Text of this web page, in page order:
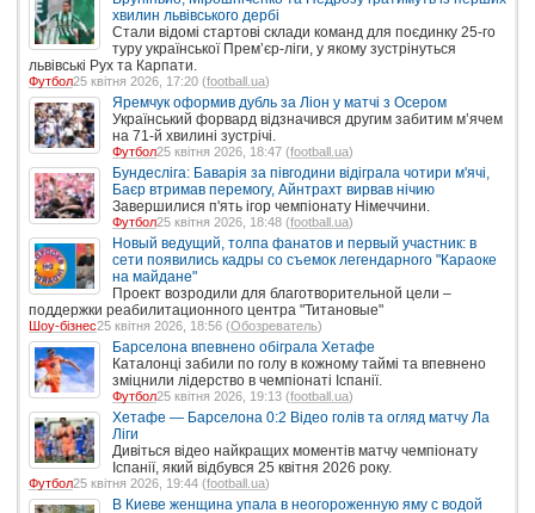
хвилин львівського дербі
Стали відомі стартові склади команд для поєдинку 25-го
туру української Прем’єр-ліги, у якому зустрінуться
львівські Рух та Карпати.
Футбол25 квітня 2026, 17:20 (football.ua)
Яремчук оформив дубль за Ліон у матчі з Осером
Український форвард відзначився другим забитим м’ячем
на 71-й хвилині зустрічі.
Футбол25 квітня 2026, 18:47 (football.ua)
Бундесліга: Баварія за півгодини відіграла чотири м'ячі,
Баєр втримав перемогу, Айнтрахт вирвав нічию
Завершилися п'ять ігор чемпіонату Німеччини.
Футбол25 квітня 2026, 18:48 (football.ua)
Новый ведущий, толпа фанатов и первый участник: в
сети появились кадры со съемок легендарного "Караоке
на майдане"
Проект возродили для благотворительной цели –
поддержки реабилитационного центра "Титановые"
Шоу-бізнес25 квітня 2026, 18:56 (Обозреватель)
Барселона впевнено обіграла Хетафе
Каталонці забили по голу в кожному таймі та впевнено
зміцнили лідерство в чемпіонаті Іспанії.
Футбол25 квітня 2026, 19:13 (football.ua)
Хетафе — Барселона 0:2 Відео голів та огляд матчу Ла
Ліги
Дивіться відео найкращих моментів матчу чемпіонату
Іспанії, який відбувся 25 квітня 2026 року.
Футбол25 квітня 2026, 19:44 (football.ua)
В Киеве женщина упала в неогороженную яму с водой